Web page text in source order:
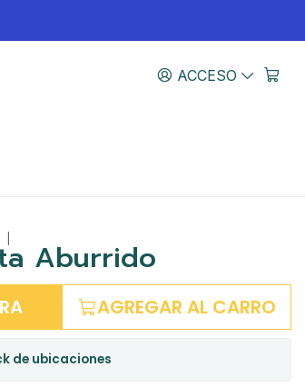
ACCESO
Aburrido
AGREGAR AL CARRO
de ubicaciones